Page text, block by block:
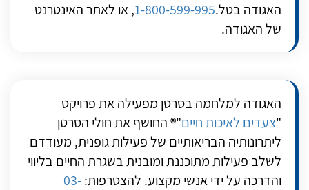
האגודה בטל.1-800-599-995, או לאתר האינטרנט
של האגודה.
האגודה למלחמה בסרטן מפעילה את פרויקט
"צעדים לאיכות חיים"® החושף את חולי הסרטן
ליתרונותיה הבריאותיים של פעילות גופנית, מעודדם
לשלב פעילות מתוכננת ומובנית בשגרת החיים בליווי
והדרכה על ידי אנשי מקצוע. להצטרפות:03-